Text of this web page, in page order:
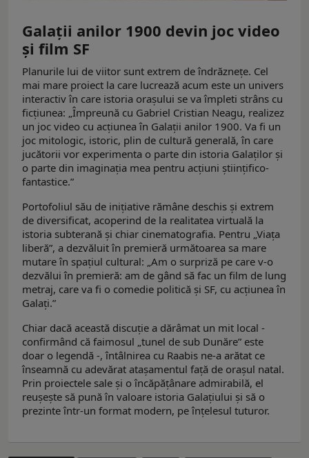
Galații anilor 1900 devin joc video
și film SF
Planurile lui de viitor sunt extrem de îndrăznețe. Cel
mai mare proiect la care lucrează acum este un univers
interactiv în care istoria orașului se va împleti strâns cu
ficțiunea: „Împreună cu Gabriel Cristian Neagu, realizez
un joc video cu acțiunea în Galații anilor 1900. Va fi un
joc mitologic, istoric, plin de cultură generală, în care
jucătorii vor experimenta o parte din istoria Galaților și
o parte din imaginația mea pentru acțiuni științifico-
fantastice.”
Portofoliul său de inițiative rămâne deschis și extrem
de diversificat, acoperind de la realitatea virtuală la
istoria subterană și chiar cinematografia. Pentru „Viața
liberă”, a dezvăluit în premieră următoarea sa mare
mutare în spațiul cultural: „Am o surpriză pe care v-o
dezvălui în premieră: am de gând să fac un film de lung
metraj, care va fi o comedie politică și SF, cu acțiunea în
Galați.”
Chiar dacă această discuție a dărâmat un mit local -
confirmând că faimosul „tunel de sub Dunăre” este
doar o legendă -, întâlnirea cu Raabis ne-a arătat ce
înseamnă cu adevărat atașamentul față de orașul natal.
Prin proiectele sale și o încăpățânare admirabilă, el
reușește să pună în valoare istoria Galațiului și să o
prezinte într-un format modern, pe înțelesul tuturor.